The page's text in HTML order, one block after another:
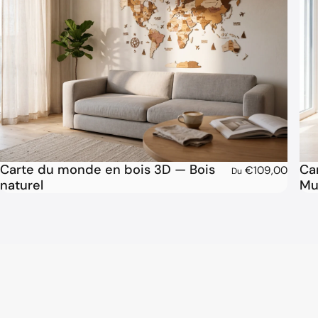
Carte du monde en bois 3D — Bois
naturel
Du €109,00